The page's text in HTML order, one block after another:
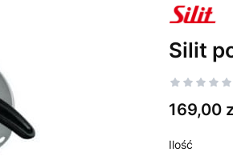
Silit
Cena
169,00
Ilość